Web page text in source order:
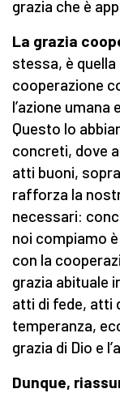
grazia che è
La grazia
stessa, è
cooperazione
l’azione
Questo lo
concreti, dove
atti buoni,
rafforza la
necessari:
noi compiamo
con la
grazia abituale
atti di fede, atti
temperanza,
grazia di Dio e
Dunque,